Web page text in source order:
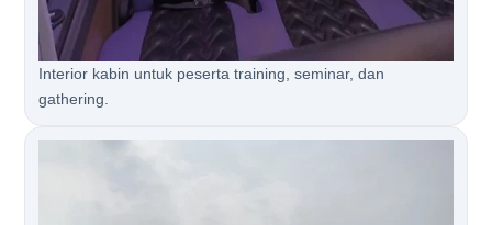
Interior kabin untuk peserta training, seminar, dan
gathering.